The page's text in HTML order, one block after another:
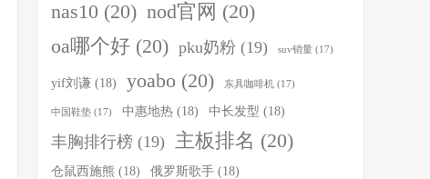
nas10 (20) nod官网 (20)
oa哪个好 (20) pku奶粉 (19) suv销量 (17)
yif刘谦 (18) yoabo (20) 东具咖啡机 (17)
中国鞋垫 (17) 中惠地热 (18) 中长发型 (18)
丰胸排行榜 (19) 主板排名 (20)
仓鼠西施熊 (18) 俄罗斯歌手 (18)